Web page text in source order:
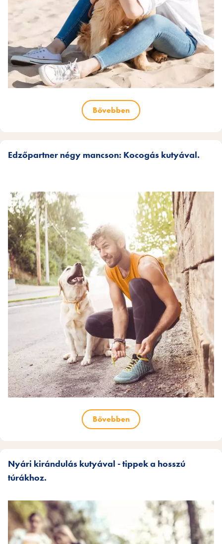
Bővebben
Edzőpartner négy mancson: Kocogás kutyával.
Bővebben
Nyári kirándulás kutyával - tippek a hosszú
túrákhoz.